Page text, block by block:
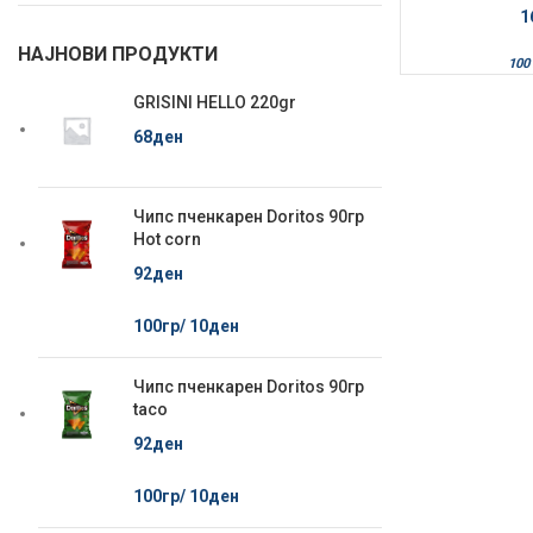
НАЈНОВИ ПРОДУКТИ
GRISINI HELLO 220gr
68ден
Чипс пченкарен Doritos 90гр
Hot corn
92ден
100гр/ 10ден
Чипс пченкарен Doritos 90гр
taco
92ден
100гр/ 10ден